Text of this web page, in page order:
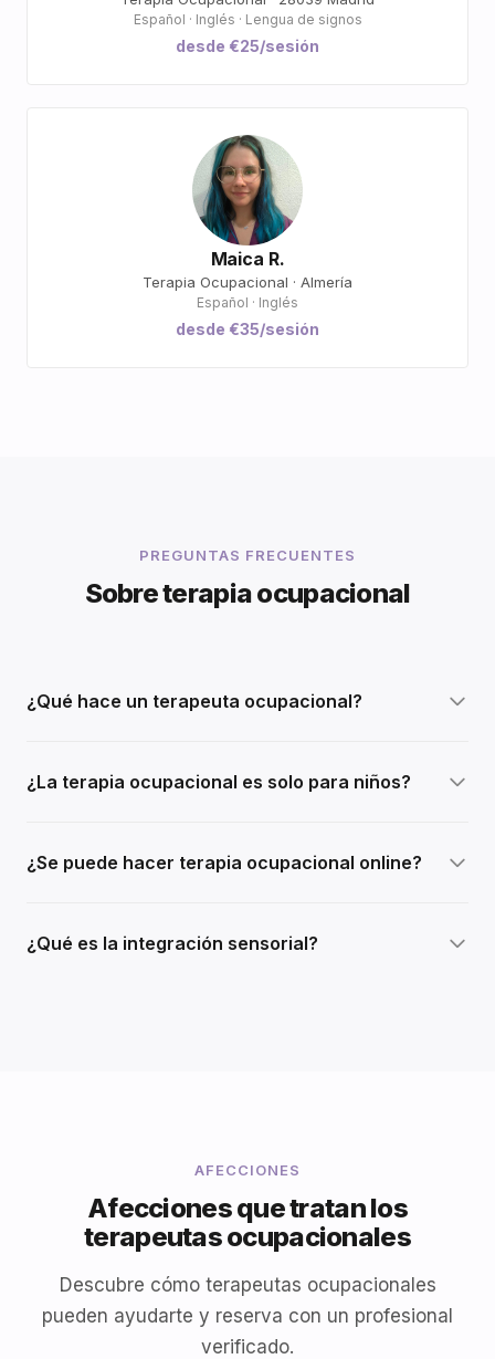
Español · Inglés · Lengua de signos
desde €25/sesión
Maica R.
Terapia Ocupacional · Almería
Español · Inglés
desde €35/sesión
PREGUNTAS FRECUENTES
Sobre terapia ocupacional
¿Qué hace un terapeuta ocupacional?
¿La terapia ocupacional es solo para niños?
¿Se puede hacer terapia ocupacional online?
¿Qué es la integración sensorial?
AFECCIONES
Afecciones que tratan los
terapeutas ocupacionales
Descubre cómo terapeutas ocupacionales
pueden ayudarte y reserva con un profesional
verificado.